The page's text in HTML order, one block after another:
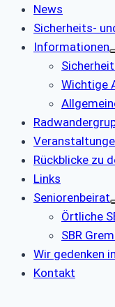
News
Sicherheits-
Informationen
Wichtige
Rückblicke zu
Links
Seniorenbeirat
Örtliche
SBR
Wir gedenken
Kontakt